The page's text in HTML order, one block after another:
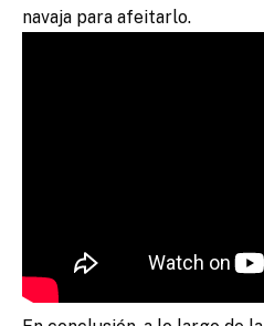
navaja para afeitarlo.